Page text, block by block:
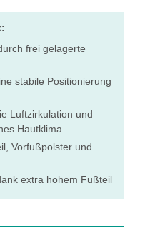
frei gelagerte
stabile Positionierung
Luftzirkulation und
Hautklima
Vorfußpolster und
extra hohem Fußteil